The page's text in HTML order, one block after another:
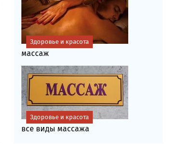
массаж
Здоровье и красота
все виды массажа
Здоровье и красота